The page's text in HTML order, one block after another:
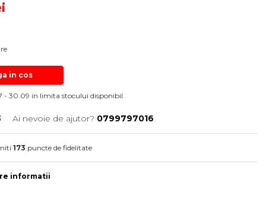
in cos
30.09 in limita stocului disponibil.
Ai nevoie de ajutor? 0799797016
173 puncte de fidelitate
informatii